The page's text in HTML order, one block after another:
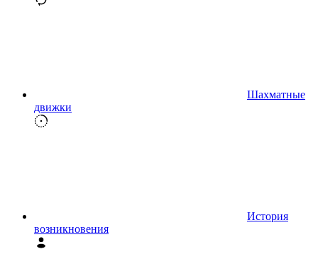
Шахматные
движки
История
возникновения